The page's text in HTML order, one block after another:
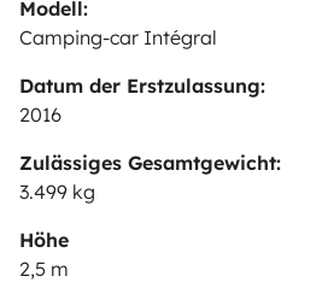
Modell:
Camping-car Intégral
Datum der Erstzulassung:
2016
Zulässiges Gesamtgewicht:
3.499 kg
Höhe
2,5 m